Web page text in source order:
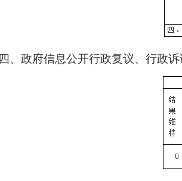
四、政府信息公开行政复议、行政